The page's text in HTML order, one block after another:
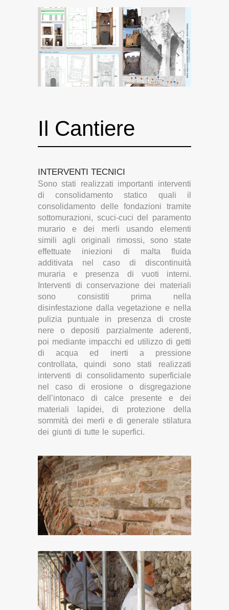
Il Cantiere
INTERVENTI TECNICI
Sono stati realizzati importanti interventi
di consolidamento statico quali il
consolidamento delle fondazioni tramite
sottomurazioni, scuci-cuci del paramento
murario e dei merli usando elementi
simili agli originali rimossi, sono state
effettuate iniezioni di malta fluida
additivata nel caso di discontinuità
muraria e presenza di vuoti interni.
Interventi di conservazione dei materiali
sono consistiti prima nella
disinfestazione dalla vegetazione e nella
pulizia puntuale in presenza di croste
nere o depositi parzialmente aderenti,
poi mediante impacchi ed utilizzo di getti
di acqua ed inerti a pressione
controllata, quindi sono stati realizzati
interventi di consolidamento superficiale
nel caso di erosione o disgregazione
dell’intonaco di calce presente e dei
materiali lapidei, di protezione della
sommità dei merli e di generale stilatura
dei giunti di tutte le superfici.